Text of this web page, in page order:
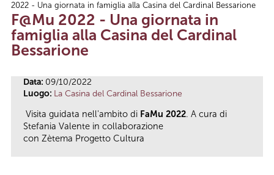
Tu sei qui
2022 - Una giornata in famiglia alla Casina del Cardinal Bessarione
F@Mu 2022 - Una giornata in
famiglia alla Casina del Cardinal
Bessarione
Data: 09/10/2022
Luogo: La Casina del Cardinal Bessarione
Visita guidata nell'ambito di FaMu 2022. A cura di
Stefania Valente in collaborazione
con Zètema Progetto Cultura